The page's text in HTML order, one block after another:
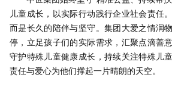
儿童成长，以实际行动践行企业社会责任
而是长久的陪伴与坚守。集团大爱之情润
停，立足孩子们的实际需求，汇聚点滴善
守护特殊儿童健康成长，持续关注特殊儿
责任与爱心为他们撑起一片晴朗的天空。